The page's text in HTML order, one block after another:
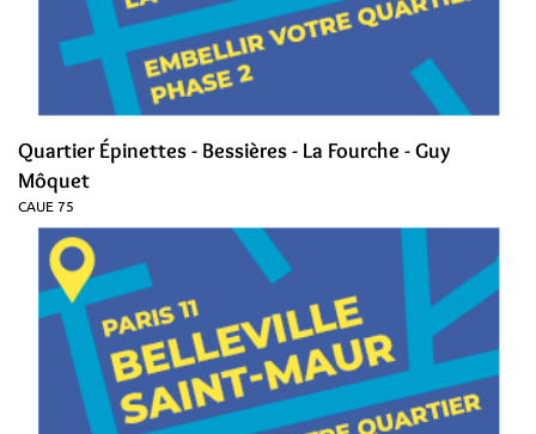
Quartier Épinettes - Bessières - La Fourche - Guy
Môquet
CAUE 75